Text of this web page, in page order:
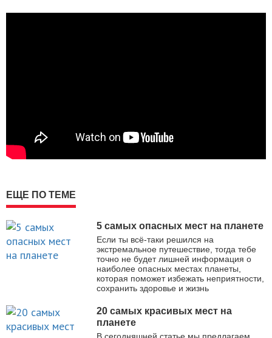
ЕЩЕ ПО ТЕМЕ
5 самых опасных мест на планете
Если ты всё-таки решился на
экстремальное путешествие, тогда тебе
точно не будет лишней информация о
наиболее опасных местах планеты,
которая поможет избежать неприятности,
сохранить здоровье и жизнь
20 самых красивых мест на
планете